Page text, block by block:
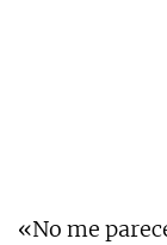
«No me